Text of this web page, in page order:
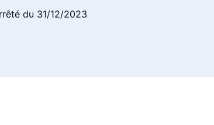
du 31/12/2023